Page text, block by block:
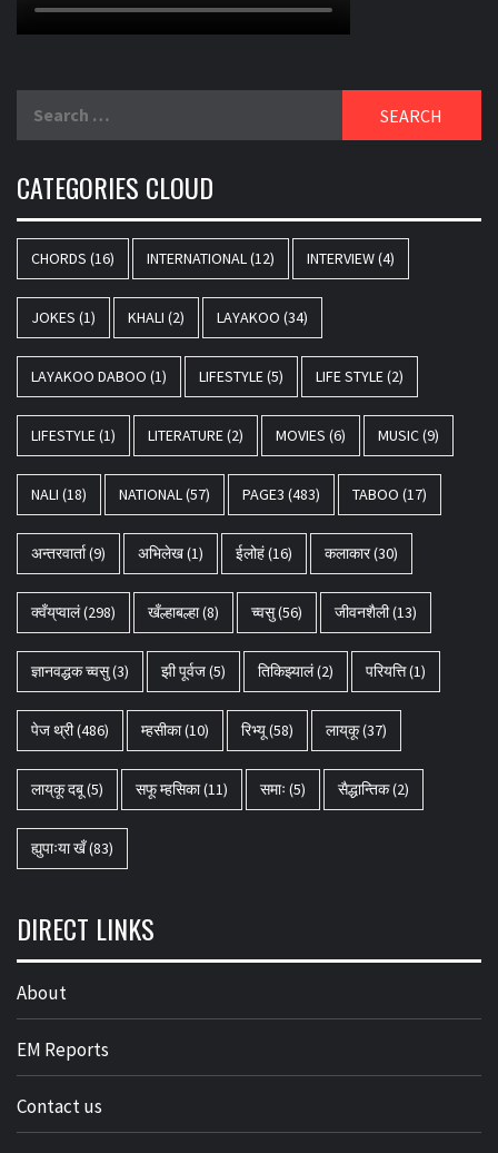
CATEGORIES CLOUD
CHORDS (16) INTERNATIONAL(12) INTERVIEW(4)
JOKES (1) KHALI (2) LAYAKOO (34)
LAYAKOO DABOO (1) LIFESTYLE(5) LIFE STYLE(2)
LIFESTYLE(1) LITERATURE(2) MOVIES (6) MUSIC(9)
NALI (18) NATIONAL(57) PAGE3 (483) TABOO (17)
अन्तरवार्ता(9) अभिलेख(1) ईलोहं(16) कलाकार(30)
क्वँय्‌प्वालं(298) खँल्हाबल्हा(8) च्वसु(56) जीवनशैली(13)
ज्ञानवद्धक च्वसु(3) झी पूर्वज(5) तिकिझ्यालं(2) परियत्ति(1)
पेज थ्री(486) म्हसीका(10) रिभ्यू(58) लाय्‌कू(37)
लाय्‌कू दबू(5) सफू म्हसिका(11) समाः (5) सैद्धान्तिक(2)
ह्युपाःया खँ(83)
DIRECT LINKS
About
EM Reports
Contact us